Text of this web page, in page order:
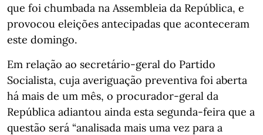
que foi chumbada na Assembleia da República, e
provocou eleições antecipadas que aconteceram
este domingo.
Em relação ao secretário-geral do Partido
Socialista, cuja averiguação preventiva foi aberta
há mais de um mês, o procurador-geral da
República adiantou ainda esta segunda-feira que a
questão será “analisada mais uma vez para a